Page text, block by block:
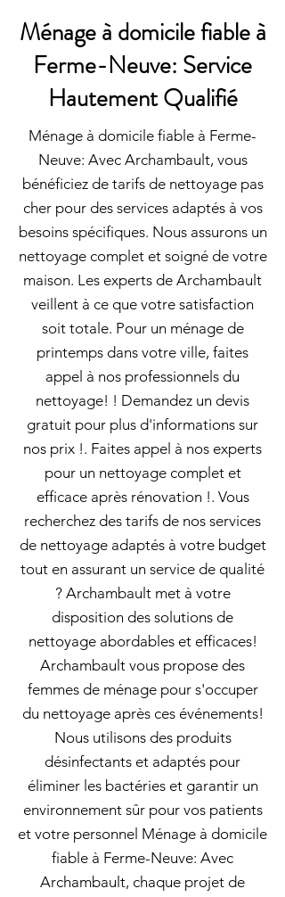
Ménage à domicile fiable à
Ferme-Neuve: Service
Hautement Qualifié
Ménage à domicile fiable à Ferme-
Neuve: Avec Archambault, vous
bénéficiez de tarifs de nettoyage pas
cher pour des services adaptés à vos
besoins spécifiques. Nous assurons un
nettoyage complet et soigné de votre
maison. Les experts de Archambault
veillent à ce que votre satisfaction
soit totale. Pour un ménage de
printemps dans votre ville, faites
appel à nos professionnels du
nettoyage! ! Demandez un devis
gratuit pour plus d'informations sur
nos prix !. Faites appel à nos experts
pour un nettoyage complet et
efficace après rénovation !. Vous
recherchez des tarifs de nos services
de nettoyage adaptés à votre budget
tout en assurant un service de qualité
? Archambault met à votre
disposition des solutions de
nettoyage abordables et efficaces!
Archambault vous propose des
femmes de ménage pour s'occuper
du nettoyage après ces événements!
Nous utilisons des produits
désinfectants et adaptés pour
éliminer les bactéries et garantir un
environnement sûr pour vos patients
et votre personnel Ménage à domicile
fiable à Ferme-Neuve: Avec
Archambault, chaque projet de